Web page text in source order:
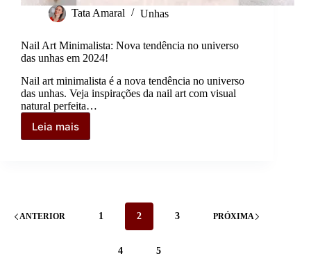
Tata Amaral Unhas
Nail Art Minimalista: Nova tendência no universo
das unhas em 2024!
Nail art minimalista é a nova tendência no universo
das unhas. Veja inspirações da nail art com visual
natural perfeita…
Leia mais
Nail
universo
ANTERIOR 1 2 3
4 5
PRÓXIMA